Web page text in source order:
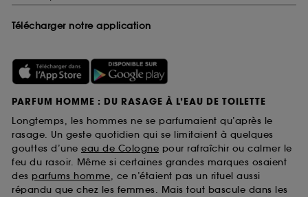
Télécharger notre application
PARFUM HOMME : DU RASAGE À L’EAU DE TOILETTE
Longtemps, les hommes ne se parfumaient qu’après le
rasage. Un geste quotidien qui se limitaient à quelques
gouttes d’une eau de Cologne pour rafraîchir ou calmer le
feu du rasoir. Même si certaines grandes marques osaient
des parfums homme, ce n’étaient pas un rituel aussi
répandu que chez les femmes. Mais tout bascule dans les